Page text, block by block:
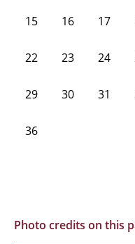
15 16 17
22 23 24
29 30 31
36
Photo credits on this